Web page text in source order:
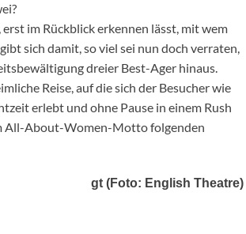
im Rückblick erkennen lässt, mit wem
sich damit, so viel sei nun doch verraten,
dreier Best-Ager hinaus.
Reise, auf die sich der Besucher wie
erlebt und ohne Pause in einem Rush
All-About-Women-Motto folgenden
gt (Foto: English Theatre)